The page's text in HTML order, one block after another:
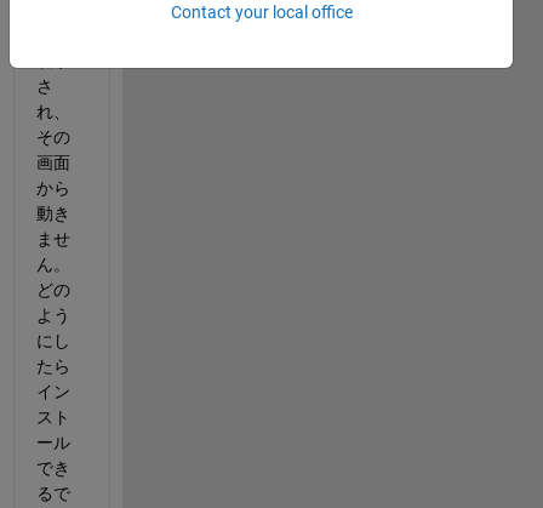
さ
れ、
その
画面
から
動き
ませ
ん。
どの
よう
にし
たら
イン
スト
ール
でき
るで
Contact your local office